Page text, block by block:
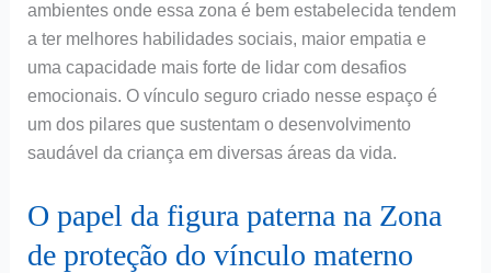
ambientes onde essa zona é bem estabelecida tendem
a ter melhores habilidades sociais, maior empatia e
uma capacidade mais forte de lidar com desafios
emocionais. O vínculo seguro criado nesse espaço é
um dos pilares que sustentam o desenvolvimento
saudável da criança em diversas áreas da vida.
O papel da figura paterna na Zona
de proteção do vínculo materno